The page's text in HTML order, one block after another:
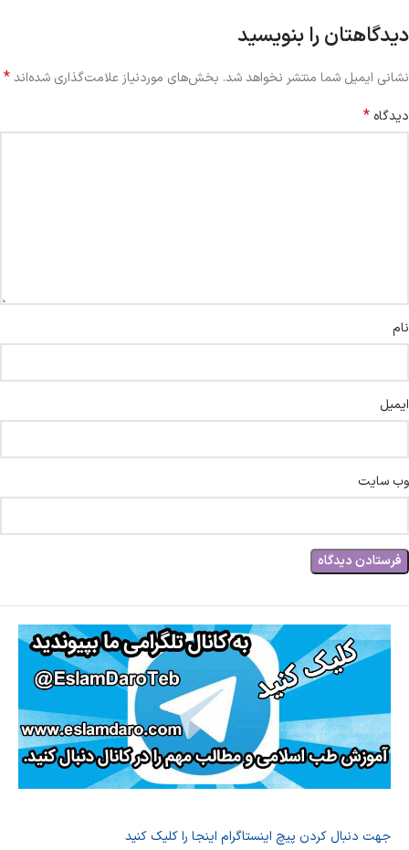
جهت دنبال کردن پیچ اینستاگرام اینجا را کلیک کنید
دیدگاهتان را بنویسید
نشانی ایمیل شما منتشر نخواهد شد. بخش‌های موردنیاز علامت‌گذاری شده‌اند*
دیدگاه *
نام
ایمیل
وب‌ سایت